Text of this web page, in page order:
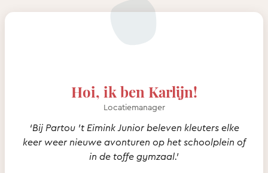
Hoi, ik ben Karlijn!
Locatiemanager
‘Bij Partou ’t Eimink Junior beleven kleuters elke
keer weer nieuwe avonturen op het schoolplein of
in de toffe gymzaal.’